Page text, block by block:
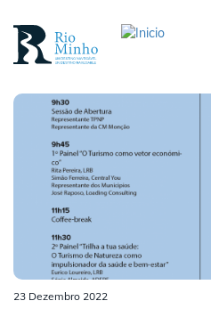
para
conteúdo
para
conteúdo
23 Dezembro 2022